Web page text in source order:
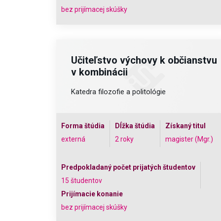
bez prijímacej skúšky
Učiteľstvo výchovy k občianstvu
v kombinácii
Katedra filozofie a politológie
Forma štúdia
externá
Dĺžka štúdia
2 roky
Získaný titul
magister (Mgr.)
Predpokladaný počet prijatých študentov
15 študentov
Prijímacie konanie
bez prijímacej skúšky